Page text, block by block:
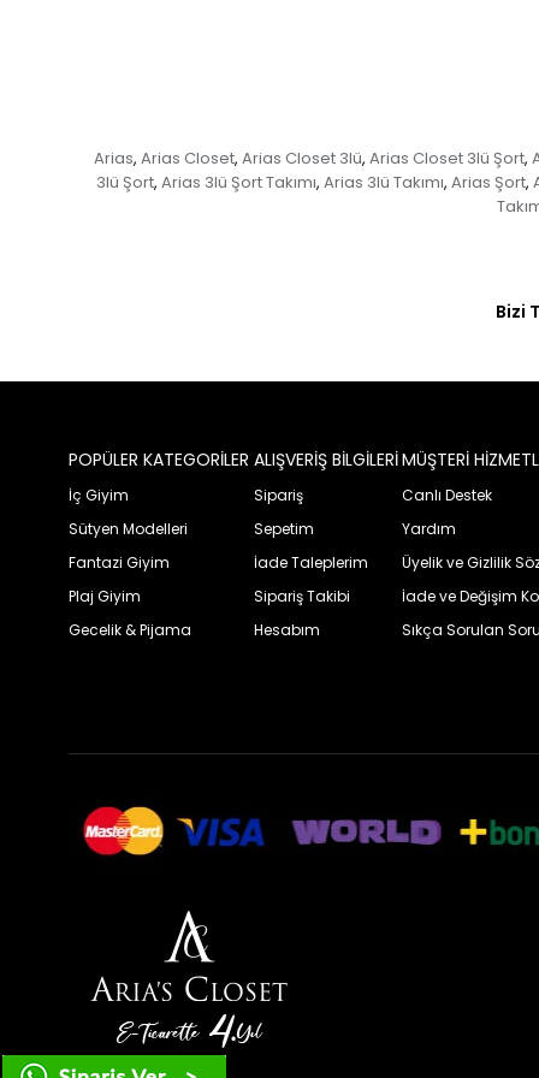
Arias, Arias Closet, Arias Closet 3lü, Arias Closet 3lü Şort,
3lü Şort, Arias 3lü Şort Takımı, Arias 3lü Takımı, Arias Şort,
Bizi
POPÜLER KATEGORİLER
İç Giyim
Sütyen Modelleri
Fantazi Giyim
Plaj Giyim
Gecelik & Pijama
ALIŞVERİŞ BİLGİLERİ
Sipariş
Sepetim
İade Taleplerim
Sipariş Takibi
Hesabım
MÜŞTERİ
Canlı Destek
Yardım
Üyelik ve Gizlilik
İade ve Değişim
Sıkça Sorulan